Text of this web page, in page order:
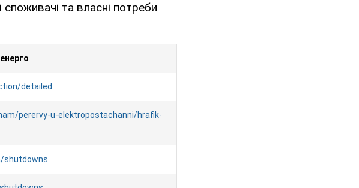
та власні потреби
detailed
perervy-u-elektropostachanni/hrafik-
shutdowns